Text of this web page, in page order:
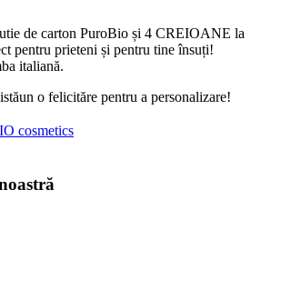
de carton PuroBio și 4 CREIOANE la
pentru prieteni și pentru tine însuți!
italiană.
o felicităre pentru a personalizare!
cosmetics